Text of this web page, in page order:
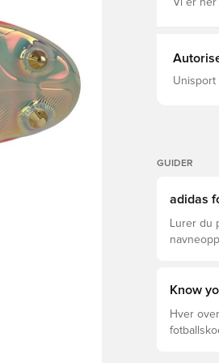
Vi er her
Unisport
GUIDER
adidas
Lurer du
Know
Hver